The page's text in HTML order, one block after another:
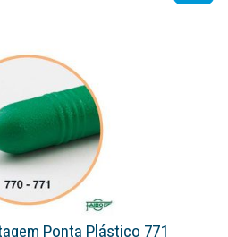
Ponta Plástico 771